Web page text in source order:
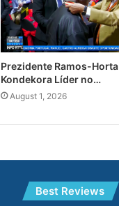
Prezidente Ramos-Horta
Kondekora Líder no…
August 1, 2026
Best Reviews